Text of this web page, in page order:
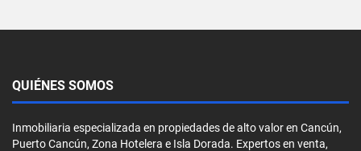
QUIÉNES SOMOS
Inmobiliaria especializada en propiedades de alto valor en Cancún,
Puerto Cancún, Zona Hotelera e Isla Dorada. Expertos en venta,